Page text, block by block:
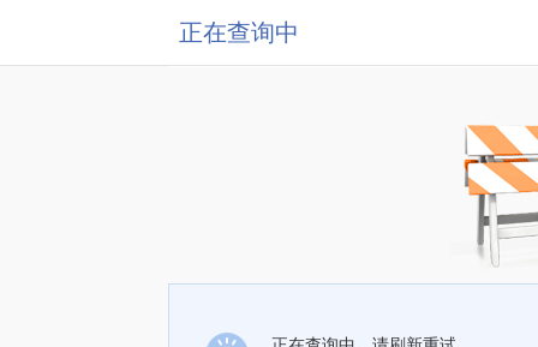
正在查询中